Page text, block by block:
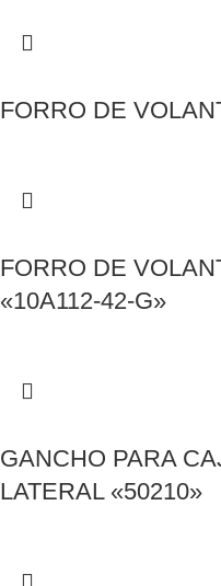
FORRO DE
FORRO DE
«10A112-42-G»
GANCHO PARA
LATERAL «50210»